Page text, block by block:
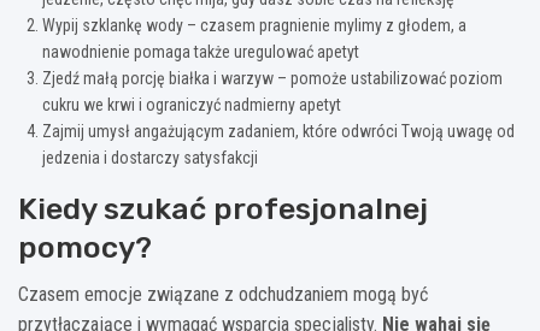
Wypij szklankę wody – czasem pragnienie mylimy z głodem, a
nawodnienie pomaga także uregulować apetyt
Zjedź małą porcję białka i warzyw – pomoże ustabilizować poziom
cukru we krwi i ograniczyć nadmierny apetyt
Zajmij umysł angażującym zadaniem, które odwróci Twoją uwagę od
jedzenia i dostarczy satysfakcji
Kiedy szukać profesjonalnej
pomocy?
Czasem emocje związane z odchudzaniem mogą być
przytłaczające i wymagać wsparcia specjalisty. Nie wahaj się